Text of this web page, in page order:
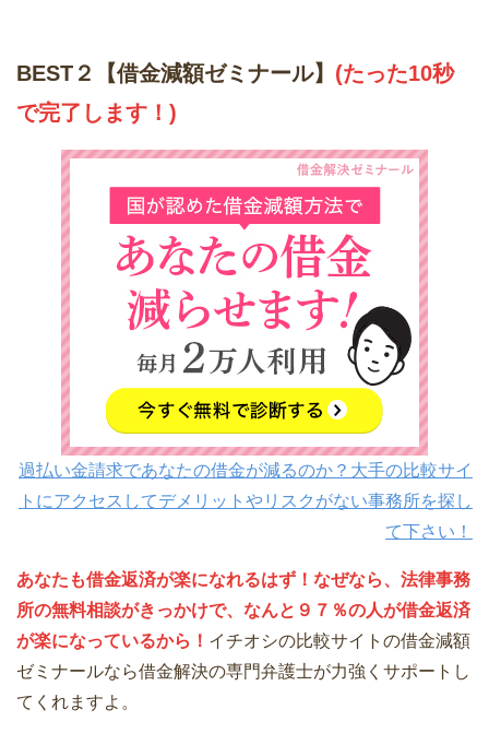
BEST２【借金減額ゼミナール】 (たった10秒
で完了します！)
過払い金請求であなたの借金が減るのか？大手の比較サイ
トにアクセスしてデメリットやリスクがない事務所を探し
て下さい！
あなたも借金返済が楽になれるはず！なぜなら、法律事務
所の無料相談がきっかけで、なんと９７％の人が借金返済
が楽になっているから！ イチオシの比較サイトの借金減額
ゼミナールなら借金解決の専門弁護士が力強くサポートし
てくれますよ。